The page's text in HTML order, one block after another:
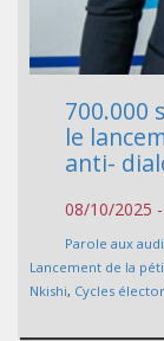
700.000
le
anti-
08/10/2025
Parole aux
Lancement de la
Nkishi, Cycles